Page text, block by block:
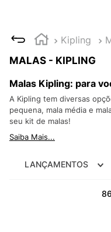
Kipling
MALAS - KIPLING
Malas Kipling: para
A Kipling tem diversas
pequena, mala média e
seu kit de malas!
Saiba Mais...
LANÇAMENTOS
86
MELISSA SLIDE
8º
VANS TÊNIS VANS
9 º
NEW 530